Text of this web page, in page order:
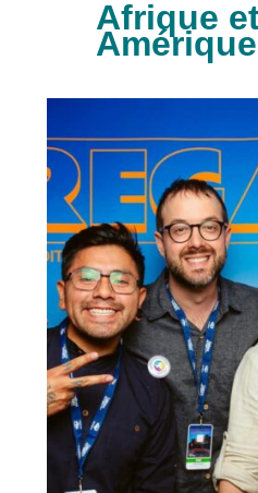
Afrique